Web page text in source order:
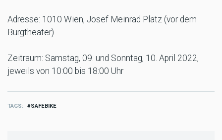
Adresse: 1010 Wien, Josef Meinrad Platz (vor dem
Burgtheater)
Zeitraum: Samstag, 09. und Sonntag, 10. April 2022,
jeweils von 10:00 bis 18:00 Uhr
TAGS SAFEBIKE